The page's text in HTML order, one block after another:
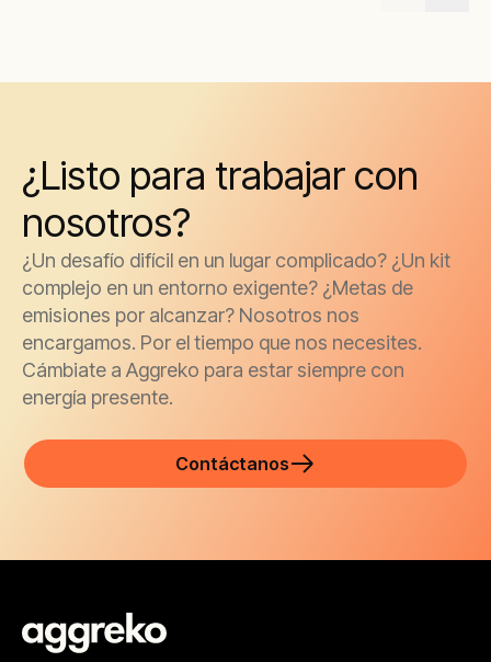
¿Listo para trabajar con
nosotros?
¿Un desafío difícil en un lugar complicado? ¿Un kit
complejo en un entorno exigente? ¿Metas de
emisiones por alcanzar? Nosotros nos
encargamos. Por el tiempo que nos necesites.
Cámbiate a Aggreko para estar siempre con
energía presente.
Contáctanos